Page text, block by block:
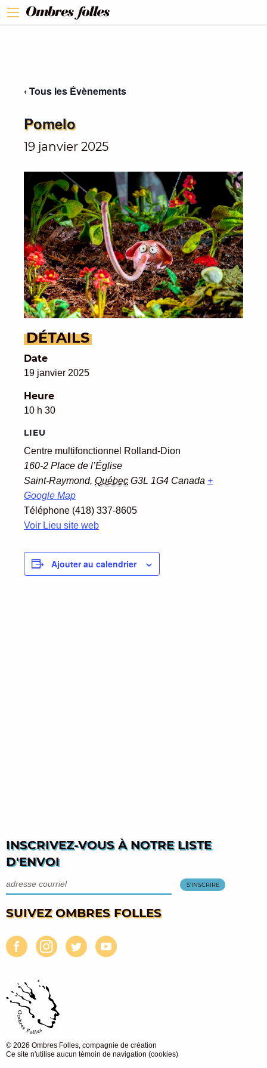
‹ Tous les Évènements
Pomelo
19 janvier 2025
DÉTAILS
Date
19 janvier 2025
Heure
10 h 30
LIEU
Centre multifonctionnel Rolland-Dion
160-2 Place de l’Église
Saint-Raymond, Québec G3L 1G4 Canada +
Google Map
Téléphone (418) 337-8605
Voir Lieu site web
Ajouter au calendrier
INSCRIVEZ-VOUS À NOTRE LISTE
D'ENVOI
SUIVEZ OMBRES FOLLES
© 2026 Ombres Folles, compagnie de création
Ce site n'utilise aucun témoin de navigation (cookies)